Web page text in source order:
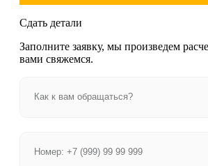
Сдать детали
Заполните заявку, мы произведем
вами свяжемся.